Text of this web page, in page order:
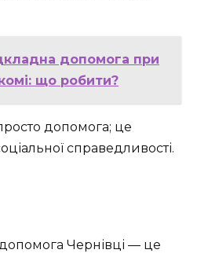
допомога при
комі: що робити?
допомога; це
справедливості.
Чернівці — це